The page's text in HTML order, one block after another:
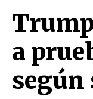
a
según